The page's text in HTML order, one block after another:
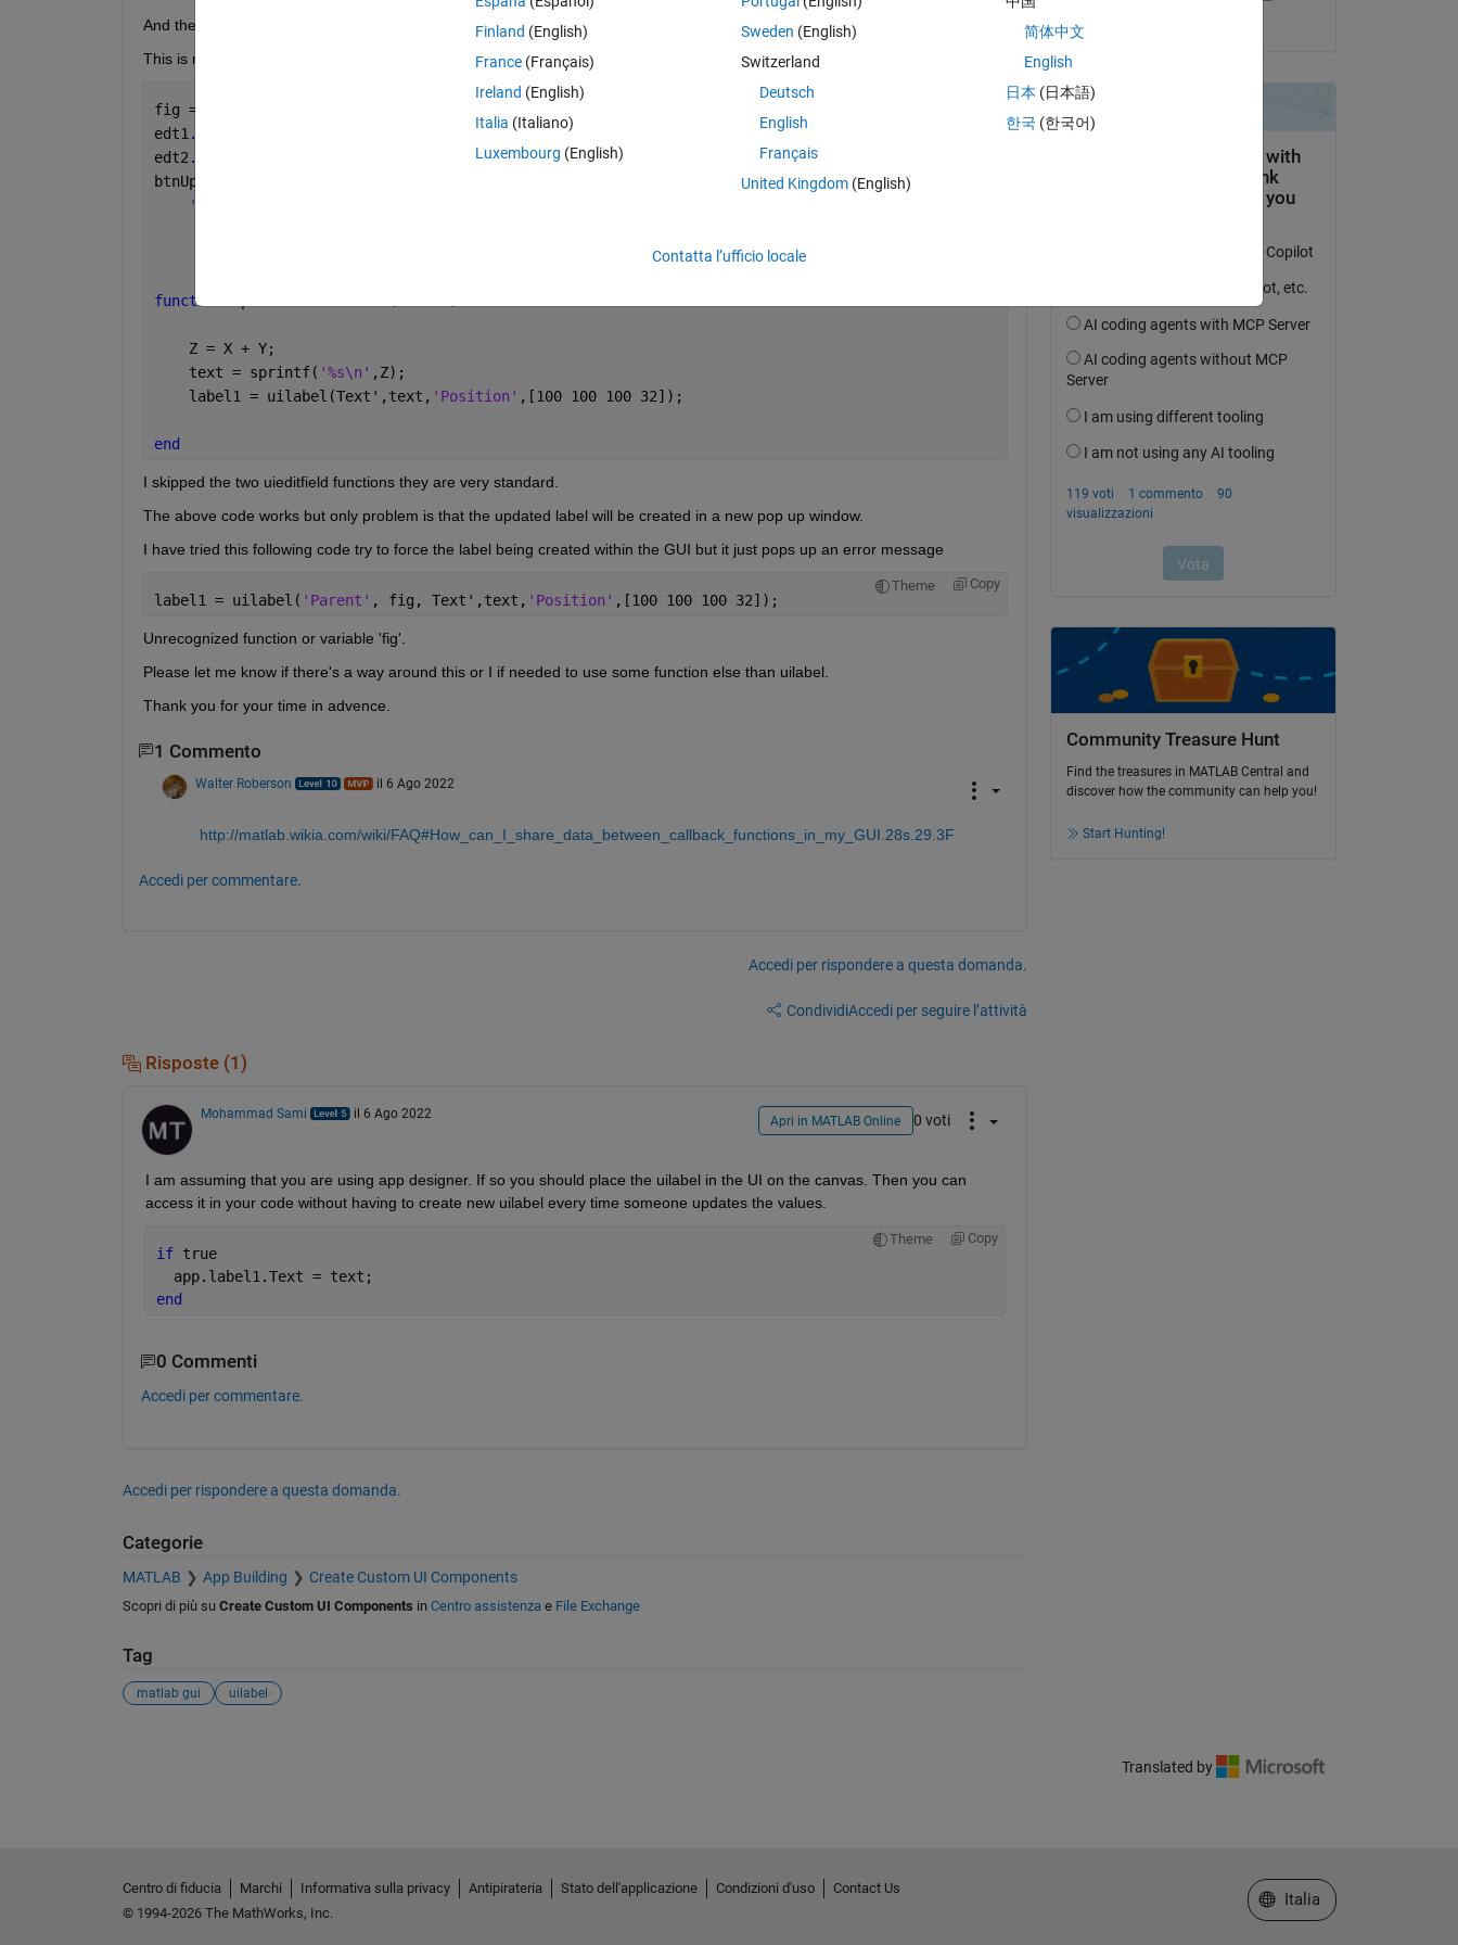
And then there is a uilabel that gives a Z value of X+Y in strings.
This is my attempt so far:
fig = uifigure;
edt1 ...
edt2 ...
btnUpdate = uibutton(fig,
'Text'
, @(btn,event) UpdateButtonPushed(label1));
function
    Z = X + Y;
    text = sprintf(
'%s\n' ,Z);
    label1 = uilabel(Text',text,
'Position' ,[100 100 100 32]);
end
I skipped the two uieditfield functions they are very standard.
The above code works but only problem is that the updated label will be created in a new pop up window.
I have tried this following code try to force the label being created within the GUI but it just pops up an error message
Theme Copy
label1 = uilabel( 'Parent' , fig, Text',text, 'Position' ,[100 100 100 32]);
Unrecognized function or variable 'fig'.
Please let me know if there's a way around this or I if needed to use some function else than uilabel.
Thank you for your time in advence.
1 Commento
Walter Roberson il 6 Ago 2022
http://matlab.wikia.com/wiki/FAQ#How_can_I_share_data_between_callback_functions_in_my_GUI.28s.29.3F
Accedi per commentare.
Accedi per rispondere a questa domanda.
CondividiAccedi per seguire l’attività
Risposte (1)
Mohammad Sami il 6 Ago 2022 Apri in MATLAB Online 0 voti
I am assuming that you are using app designer. If so you should place the uilabel in the UI on the canvas. Then you can
access it in your code without having to create new uilabel every time someone updates the values.
Theme Copy
if true
  app.label1.Text = text;
end
0 Commenti
Accedi per commentare.
Accedi per rispondere a questa domanda.
Categorie
MATLAB App Building Create Custom UI Components
Scopri di più su Create Custom UI Components in Centro assistenzae File Exchange
Tag
matlab gui uilabel
Community Treasure Hunt
Find the treasures in MATLAB Central and
discover how the community can help you!
Start Hunting!
Translated by
Finland (English)
France (Français)
Ireland (English)
Italia (Italiano)
Luxembourg (English)
Sweden (English)
Switzerland
Deutsch
English
Français
United Kingdom(English)
简体中文
English
日本 (日本語)
한국 (한국어)
Contatta l’ufficio locale
Centro di fiducia Marchi Informativa sulla privacy Antipirateria Stato dell'applicazione Condizioni d'uso
Contact Us
© 1994-2026 The MathWorks, Inc.
Seleziona un sito web
Italia